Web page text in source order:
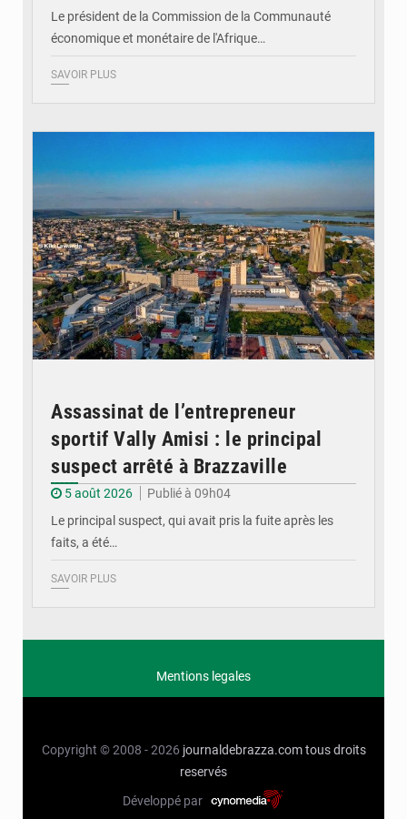
Le président de la Commission de la Communauté
économique et monétaire de l'Afrique…
SAVOIR PLUS
Assassinat de l’entrepreneur
sportif Vally Amisi : le principal
suspect arrêté à Brazzaville
5 août 2026
Publié à 09h04
Le principal suspect, qui avait pris la fuite après les
faits, a été…
SAVOIR PLUS
Mentions legales
Copyright © 2008 - 2026 journaldebrazza.com tous droits
reservés
Développé par